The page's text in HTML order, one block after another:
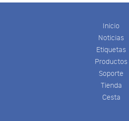
Inicio
Noticias
Etiquetas
Productos
Soporte
Tienda
Cesta